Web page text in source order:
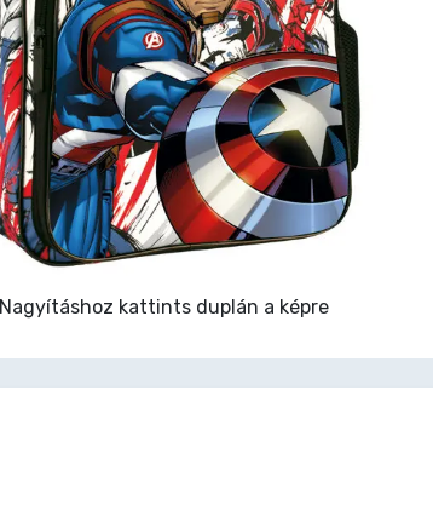
Nagyításhoz kattints duplán a képre